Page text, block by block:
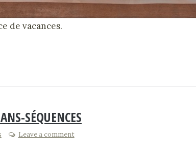
de vacances.
SÉQUENCES
Leave a comment